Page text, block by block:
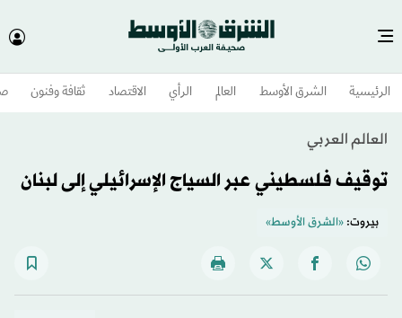
الرئيسية الشرق الأوسط​ العالم الرأي الاقتصاد ثقافة وفنون
العالم العربي
توقيف فلسطيني عبر السياج الإسرائيلي إلى لبنان
بيروت:«الشرق الأوسط»